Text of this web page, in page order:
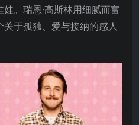
。瑞恩·高斯林用细腻而富
于孤独、爱与接纳的感人